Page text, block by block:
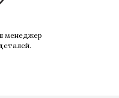
менеджер